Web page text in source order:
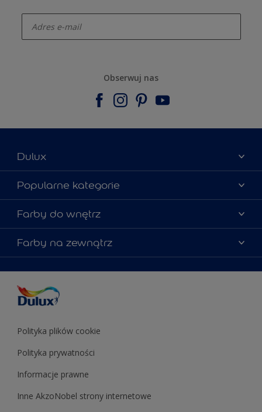
Obserwuj nas
Dulux
Materiały marketingowe
Mapa strony
Kontakt
Zgodność kolorów
Popularne kategorie
Kolory farb
Porady ekspertów
Zainspiruj się
Znajdź sklep
Farby do wnętrz
Farby do ścian
Farby uniwersalne
Podkłady i grunty
Testery farb
Farby do sufitów
Farby na zewnątrz
Farby uniwersalne
Podkłady i grunty
Polityka plików cookie
Polityka prywatności
Informacje prawne
Inne AkzoNobel strony internetowe